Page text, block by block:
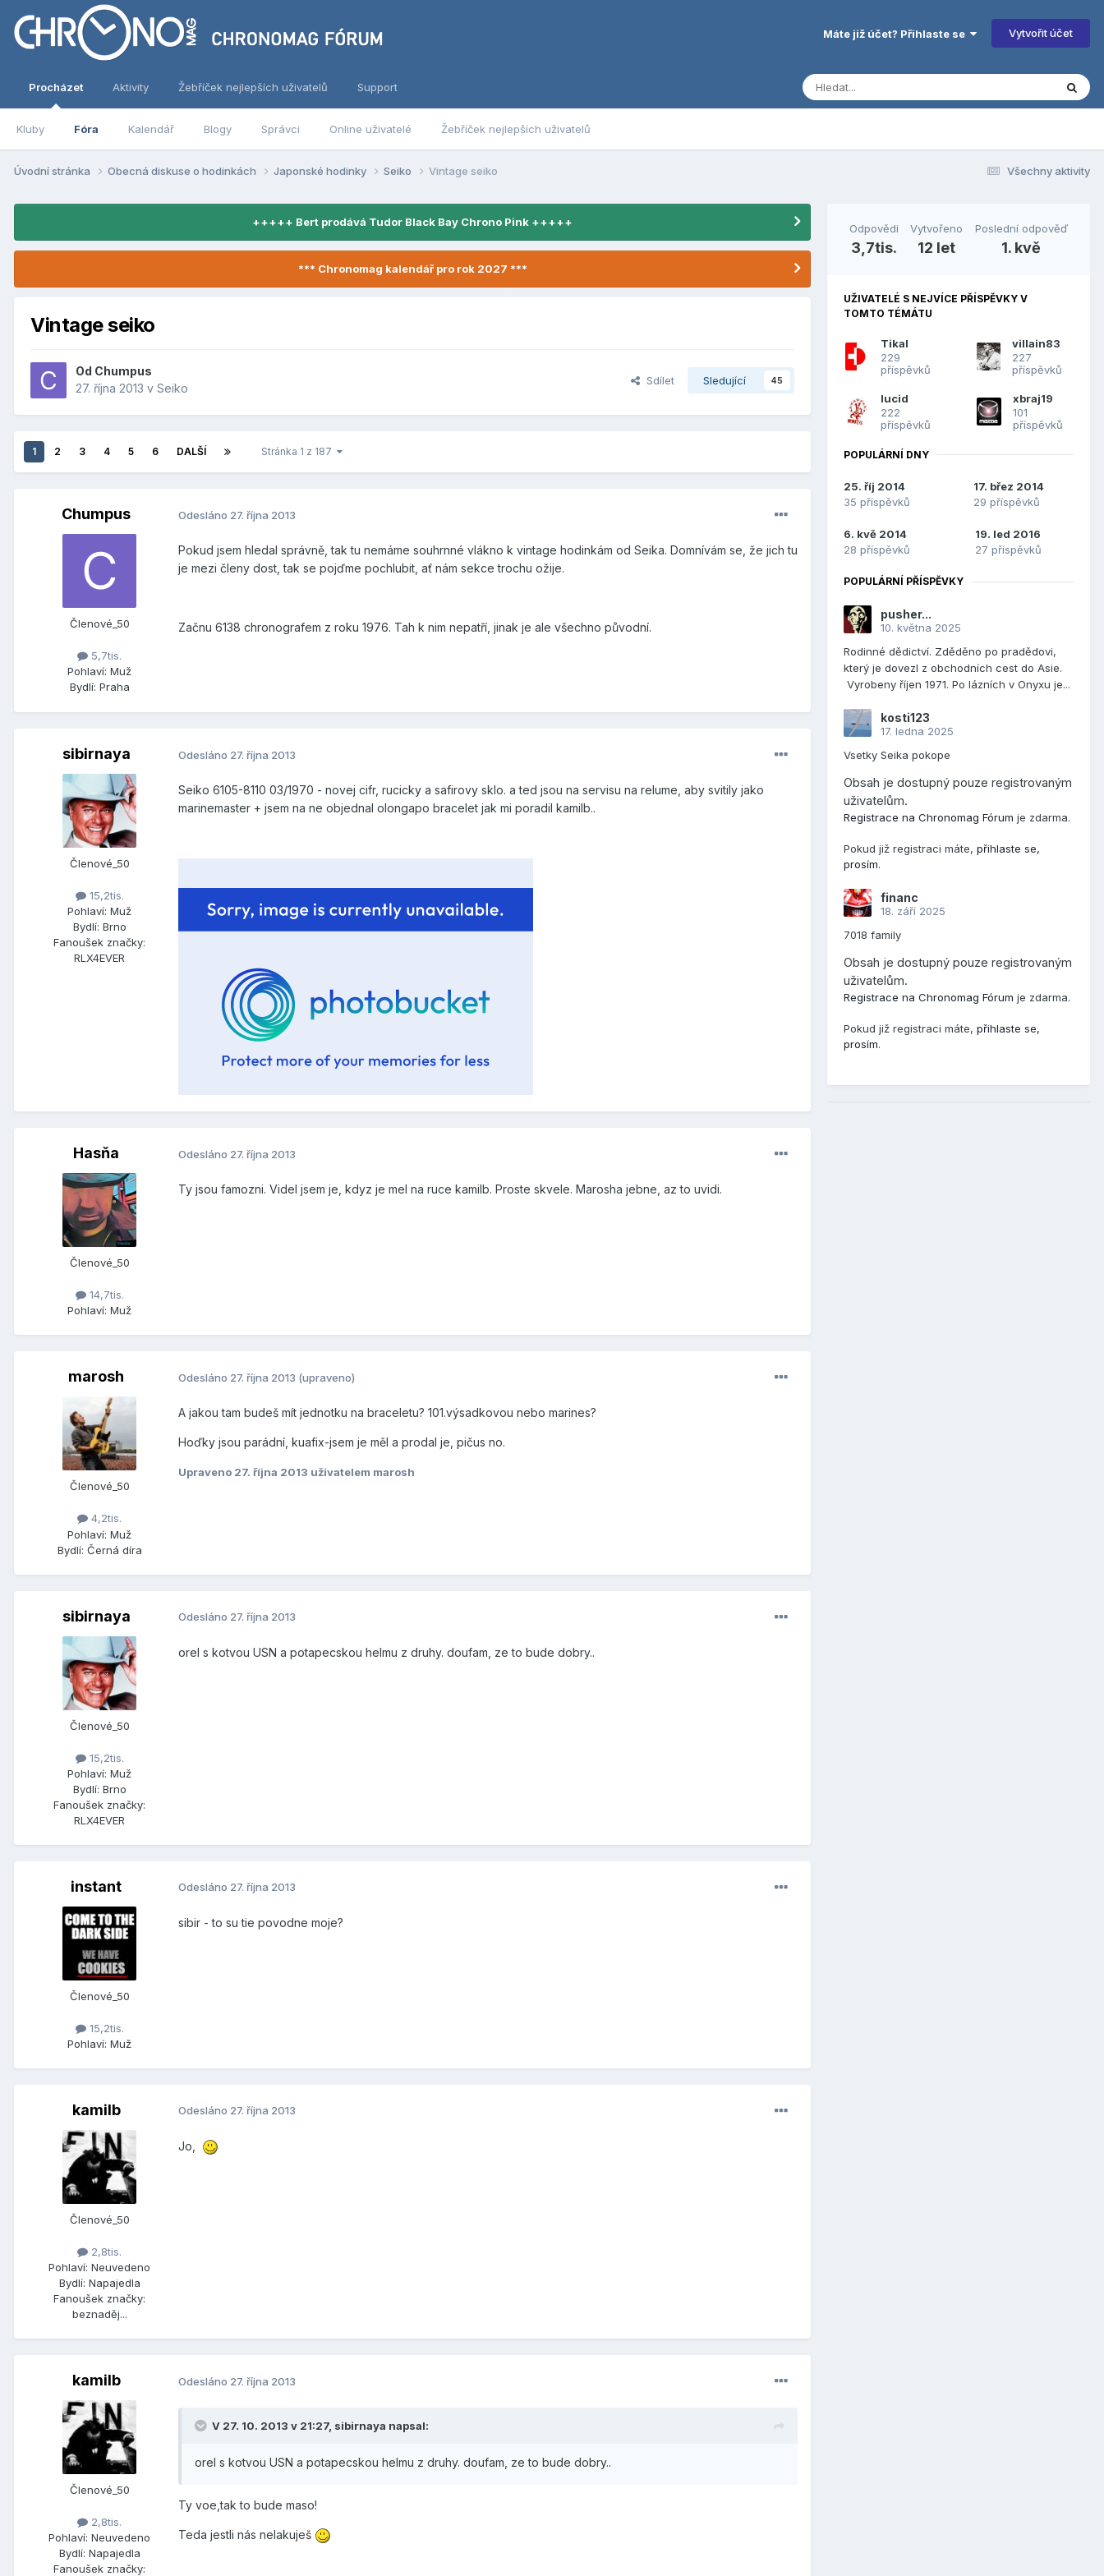
Máte již účet? Přihlaste se Vytvořit účet
Procházet
Kluby Fóra Kalendář Blogy Správci Online uživatelé Žebříček nejlepších uživatelů
Aktivity Žebříček nejlepších uživatelů Support
Všechny aktivity
Úvodní stránka Obecná diskuse o hodinkách Japonské hodinky Seiko Vintage seiko
+++++ Bert prodává Tudor Black Bay Chrono Pink +++++
*** Chronomag kalendář pro rok 2027 ***
Vintage seiko
Od Chumpus
27. října 2013 v Seiko
Sdílet Sledující 45
1 2 3 4 5 6 DALŠÍ Stránka 1 z 187
Chumpus
Členové_50
5,7tis.
Pohlaví: Muž
Bydlí: Praha
Odesláno 27. října 2013
Pokud jsem hledal správně, tak tu nemáme souhrnné vlákno k vintage hodinkám od Seika. Domnívám se, že jich tu
je mezi členy dost, tak se pojďme pochlubit, ať nám sekce trochu ožije.
Začnu 6138 chronografem z roku 1976. Tah k nim nepatří, jinak je ale všechno původní.
sibirnaya
Členové_50
15,2tis.
Pohlaví: Muž
Bydlí: Brno
Fanoušek značky:
RLX4EVER
Odesláno 27. října 2013
Seiko 6105-8110 03/1970 - novej cifr, rucicky a safirovy sklo. a ted jsou na servisu na relume, aby svitily jako
marinemaster + jsem na ne objednal olongapo bracelet jak mi poradil kamilb..
Hasňa
Členové_50
14,7tis.
Pohlaví: Muž
Odesláno 27. října 2013
Ty jsou famozni. Videl jsem je, kdyz je mel na ruce kamilb. Proste skvele. Marosha jebne, az to uvidi.
marosh
Členové_50
4,2tis.
Pohlaví: Muž
Bydlí: Černá díra
Odesláno 27. října 2013 (upraveno)
A jakou tam budeš mít jednotku na braceletu? 101.výsadkovou nebo marines?
Hoďky jsou parádní, kuafix-jsem je měl a prodal je, pičus no.
Upraveno 27. října 2013 uživatelem marosh
sibirnaya
Členové_50
15,2tis.
Pohlaví: Muž
Bydlí: Brno
Fanoušek značky:
RLX4EVER
Odesláno 27. října 2013
orel s kotvou USN a potapecskou helmu z druhy. doufam, ze to bude dobry..
instant
Členové_50
15,2tis.
Pohlaví: Muž
Odesláno 27. října 2013
sibir - to su tie povodne moje?
kamilb
Členové_50
2,8tis.
Pohlaví: Neuvedeno
Bydlí: Napajedla
Fanoušek značky:
beznaděj...
Odesláno 27. října 2013
Jo,
kamilb
Členové_50
2,8tis.
Pohlaví: Neuvedeno
Bydlí: Napajedla
Fanoušek značky:
Odesláno 27. října 2013
V 27. 10. 2013 v 21:27, sibirnaya napsal:
orel s kotvou USN a potapecskou helmu z druhy. doufam, ze to bude dobry..
Ty voe,tak to bude maso!
Teda jestli nás nelakuješ
Odpovědi
3,7tis.
Vytvořeno
12 let
Poslední odpověď
1. kvě
UŽIVATELÉ S NEJVÍCE PŘÍSPĚVKY V
TOMTO TÉMÁTU
Tikal
229
příspěvků
villain83
227
příspěvků
lucid
222
příspěvků
xbraj19
101
příspěvků
POPULÁRNÍ DNY
25. říj 2014
35 příspěvků
17. břez 2014
29 příspěvků
6. kvě 2014
28 příspěvků
19. led 2016
27 příspěvků
POPULÁRNÍ PŘÍSPĚVKY
pusher...
10. května 2025
Rodinné dědictví. Zděděno po pradědovi,
který je dovezl z obchodních cest do Asie.
Vyrobeny říjen 1971. Po lázních v Onyxu je...
kosti123
17. ledna 2025
Vsetky Seika pokope
Obsah je dostupný pouze registrovaným
uživatelům.
Registrace na Chronomag Fórum je zdarma.
Pokud již registraci máte, přihlaste se,
prosím.
financ
18. září 2025
7018 family
Obsah je dostupný pouze registrovaným
uživatelům.
Registrace na Chronomag Fórum je zdarma.
Pokud již registraci máte, přihlaste se,
prosím.